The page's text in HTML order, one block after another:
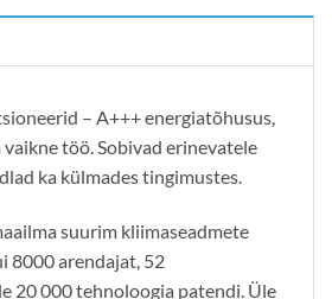
– A+++ energiatõhusus,
töö. Sobivad erinevatele
ka külmades tingimustes.
suurim kliimaseadmete
8000 arendajat, 52
20 000 tehnoloogia patendi. Üle